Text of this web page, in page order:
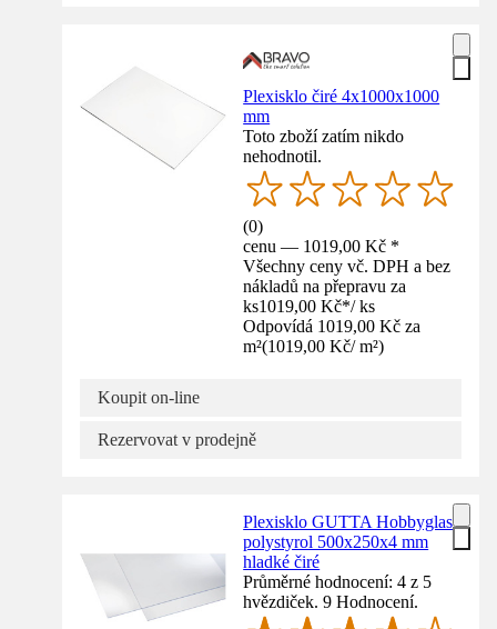
Plexisklo čiré 4x1000x1000
mm
Toto zboží zatím nikdo
nehodnotil.
(0)
cenu — 1019,00 Kč *
Všechny ceny vč. DPH a bez
nákladů na přepravu za
ks1019,00 Kč*/ ks
Odpovídá 1019,00 Kč za
m²(1019,00 Kč/ m²)
Koupit on-line
Rezervovat v prodejně
Plexisklo GUTTA Hobbyglas
polystyrol 500x250x4 mm
hladké čiré
Průměrné hodnocení: 4 z 5
hvězdiček. 9 Hodnocení.